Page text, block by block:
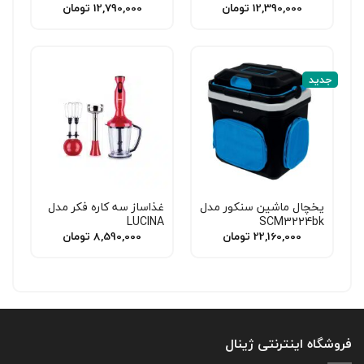
12,390,000 تومان 12,790,000 تومان
جدید
یخچال ماشین سنکور مدل
SCM3224bk
22,160,000 تومان
غذاساز سه کاره فکر مدل
LUCINA
8,590,000 تومان
فروشگاه اینترنتی ژینال